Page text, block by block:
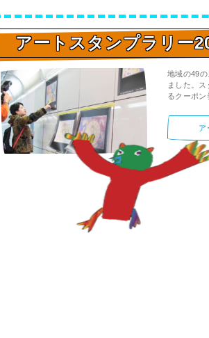
アートスタンプラリー
地域の49
ました。
るクーポン
ア